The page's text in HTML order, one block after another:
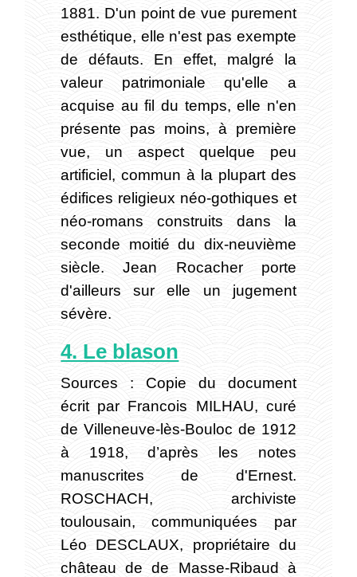
1881. D'un point de vue purement
esthétique, elle n'est pas exempte
de défauts. En effet, malgré la
valeur patrimoniale qu'elle a
acquise au fil du temps, elle n'en
présente pas moins, à première
vue, un aspect quelque peu
artificiel, commun à la plupart des
édifices religieux néo-gothiques et
néo-romans construits dans la
seconde moitié du dix-neuvième
siècle. Jean Rocacher porte
d'ailleurs sur elle un jugement
sévère.
4. Le blason
Sources : Copie du document
écrit par Francois MILHAU, curé
de Villeneuve-lès-Bouloc de 1912
à 1918, d’après les notes
manuscrites de d'Ernest.
ROSCHACH, archiviste
toulousain, communiquées par
Léo DESCLAUX, propriétaire du
château de de Masse-Ribaud à